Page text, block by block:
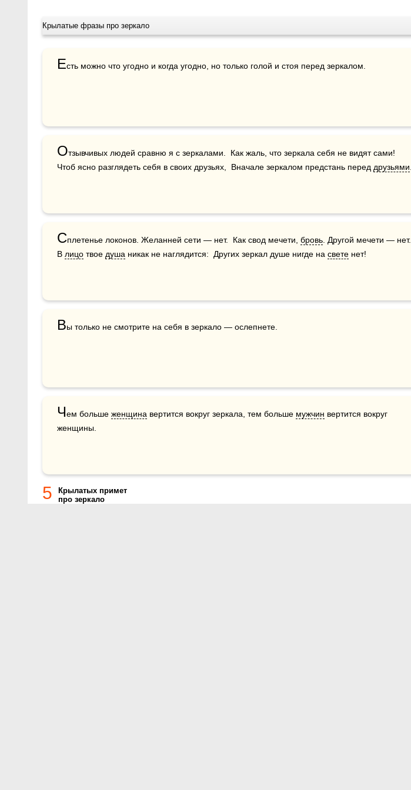
Крылатые фразы про зеркало
Есть можно что угодно и когда угодно, но только голой и стоя перед зеркалом.
Отзывчивых людей сравню я с зеркалами.  Как жаль, что зеркала себя не видят сами!
Чтоб ясно разглядеть себя в своих друзьях,  Вначале зеркалом предстань перед друзьями
Сплетенье локонов. Желанней сети — нет.  Как свод мечети, бровь . Другой мечети — нет.
В лицо твое душа никак не наглядится:  Других зеркал душе нигде на свете нет!
Вы только не смотрите на себя в зеркало — ослепнете.
Чем больше женщина вертится вокруг зеркала, тем больше мужчин вертится вокруг
женщины.
5
Крылатых примет
про зеркало